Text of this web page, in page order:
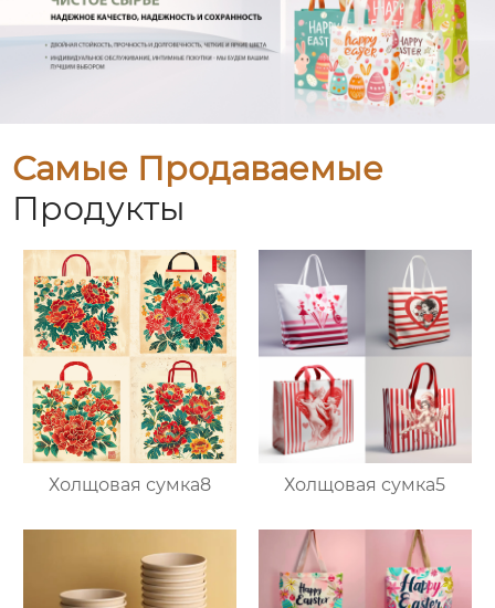
Самые Продаваемые
Продукты
Холщовая сумка8 Холщовая сумка5